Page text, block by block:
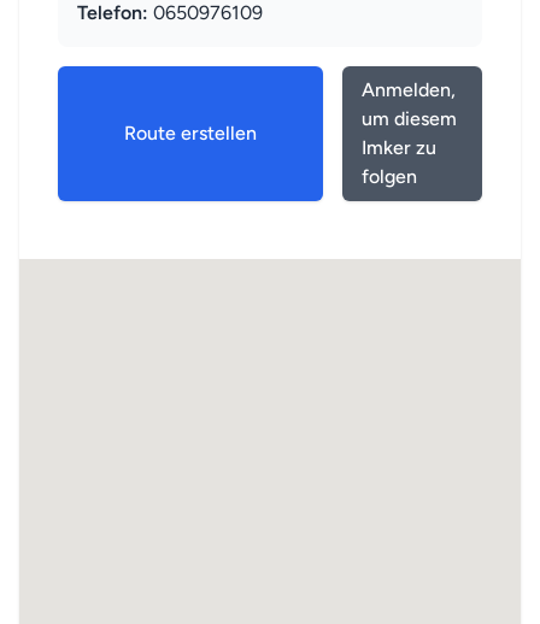
Telefon: 0650976109
Route erstellen
Anmelden,
um diesem
Imker zu
folgen